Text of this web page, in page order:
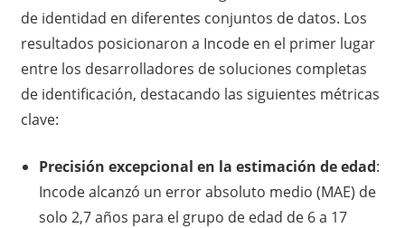
de identidad en diferentes conjuntos de datos. Los
resultados posicionaron a Incode en el primer lugar
entre los desarrolladores de soluciones completas
de identificación, destacando las siguientes métricas
clave:
Precisión excepcional en la estimación de edad:
Incode alcanzó un error absoluto medio (MAE) de
solo 2,7 años para el grupo de edad de 6 a 17